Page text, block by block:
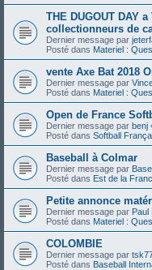
THE DUGOUT DAY
collectionneurs de
Dernier message par
Posté dans Materiel :
vente Axe Bat 2018
Dernier message par
Posté dans Materiel :
Open de France
Dernier message par benj
Posté dans Softball
Baseball à Colmar
Dernier message par
Posté dans Est de la
Petite annonce
Dernier message par Paul
Posté dans Materiel :
COLOMBIE
Dernier message par
Posté dans Baseball